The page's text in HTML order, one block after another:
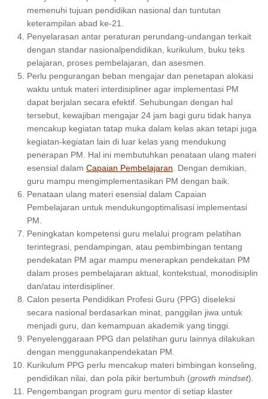
memenuhi tujuan pendidikan nasional dan tuntutan
keterampilan abad ke-21.
Penyelarasan antar peraturan perundang-undangan terkait
dengan standar nasionalpendidikan, kurikulum, buku teks
pelajaran, proses pembelajaran, dan asesmen.
Perlu pengurangan beban mengajar dan penetapan alokasi
waktu untuk materi interdisipliner agar implementasi PM
dapat berjalan secara efektif. Sehubungan dengan hal
tersebut, kewajiban mengajar 24 jam bagi guru tidak hanya
mencakup kegiatan tatap muka dalam kelas akan tetapi juga
kegiatan-kegiatan lain di luar kelas yang mendukung
penerapan PM. Hal ini membutuhkan penataan ulang materi
esensial dalam Capaian Pembelajaran. Dengan demikian,
guru mampu mengimplementasikan PM dengan baik.
Penataan ulang materi esensial dalam Capaian
Pembelajaran untuk mendukungoptimalisasi implementasi
PM.
Peningkatan kompetensi guru melalui program pelatihan
terintegrasi, pendampingan, atau pembimbingan tentang
pendekatan PM agar mampu menerapkan pendekatan PM
dalam proses pembelajaran aktual, kontekstual, monodisiplin
dan/atau interdisipliner.
Calon peserta Pendidikan Profesi Guru (PPG) diseleksi
secara nasional berdasarkan minat, panggilan jiwa untuk
menjadi guru, dan kemampuan akademik yang tinggi.
Penyelenggaraan PPG dan pelatihan guru lainnya dilakukan
dengan menggunakanpendekatan PM.
Kurikulum PPG perlu mencakup materi bimbingan konseling,
pendidikan nilai, dan pola pikir bertumbuh (growth mindset).
Pengembangan program guru mentor di setiap klaster